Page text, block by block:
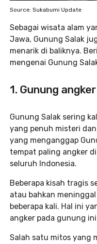
Source: Sukabumi Update
Sebagai wisata alam
Jawa, Gunung Salak
menarik di baliknya.
mengenai Gunung
1. Gunung angker
Gunung Salak sering
yang penuh misteri
yang menganggap
tempat paling angker
seluruh Indonesia.
Beberapa kisah tragis
atau bahkan
beberapa kali. Hal ini
angker pada gunung ini
Salah satu mitos yang